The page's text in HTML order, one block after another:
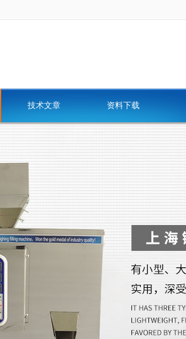
技术文章 资料下载